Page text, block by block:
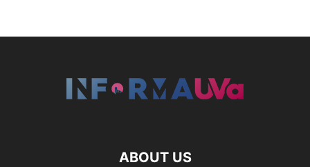
ABOUT US